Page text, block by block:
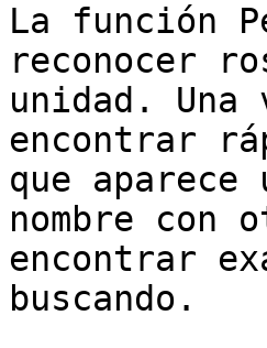
La función
reconocer
unidad. Una
encontrar
que
nombre con
encontrar
buscando.